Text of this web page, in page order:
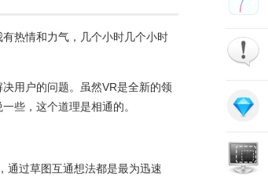
热情和力气，几个小时几个小时
用户的问题。虽然VR是全新的领
些，这个道理是相通的。
通过草图互通想法都是最为迅速